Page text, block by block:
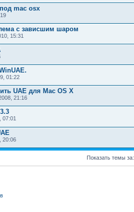
mac osx
с зависшим шаром
15:31
01:22
UAE для Mac OS X
21:16
07:01
20:06
Показать темы за: